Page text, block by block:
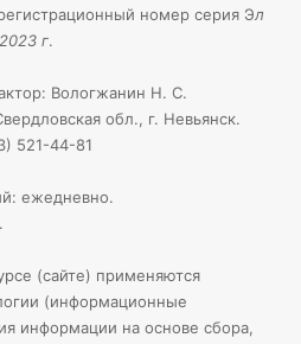
номер серия Эл
г.
Вологжанин Н. С.
обл., г. Невьянск.
521-44-81
ежедневно.
(сайте) применяются
(информационные
информации на основе сбора,